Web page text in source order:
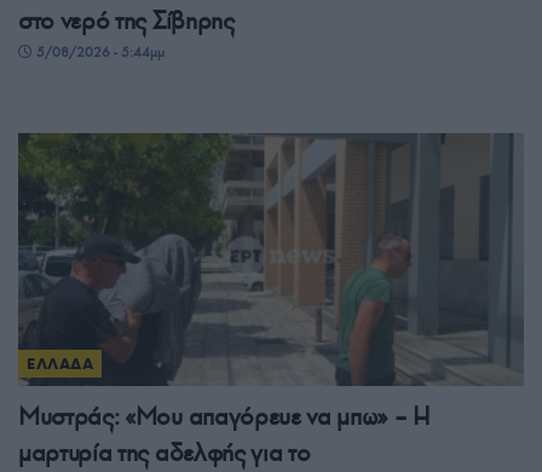
στο νερό της Σίβηρης
5/08/2026 - 5:44μμ
ΕΛΛΑΔΑ
Μυστράς: «Μου απαγόρευε να μπω» – Η
μαρτυρία της αδελφής για το